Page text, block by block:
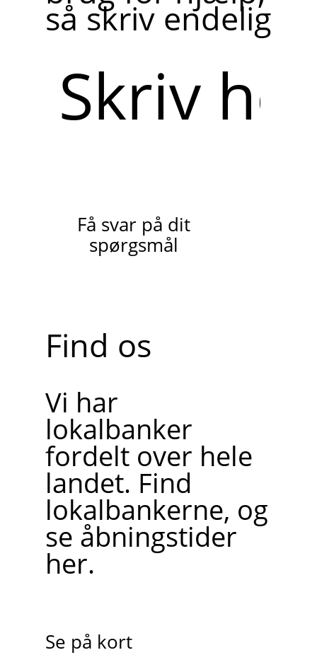
så skriv endelig
her
Få svar på dit
spørgsmål
Find os
Vi har
lokalbanker
fordelt over hele
landet. Find
lokalbankerne, og
se åbningstider
her.
Se på kort